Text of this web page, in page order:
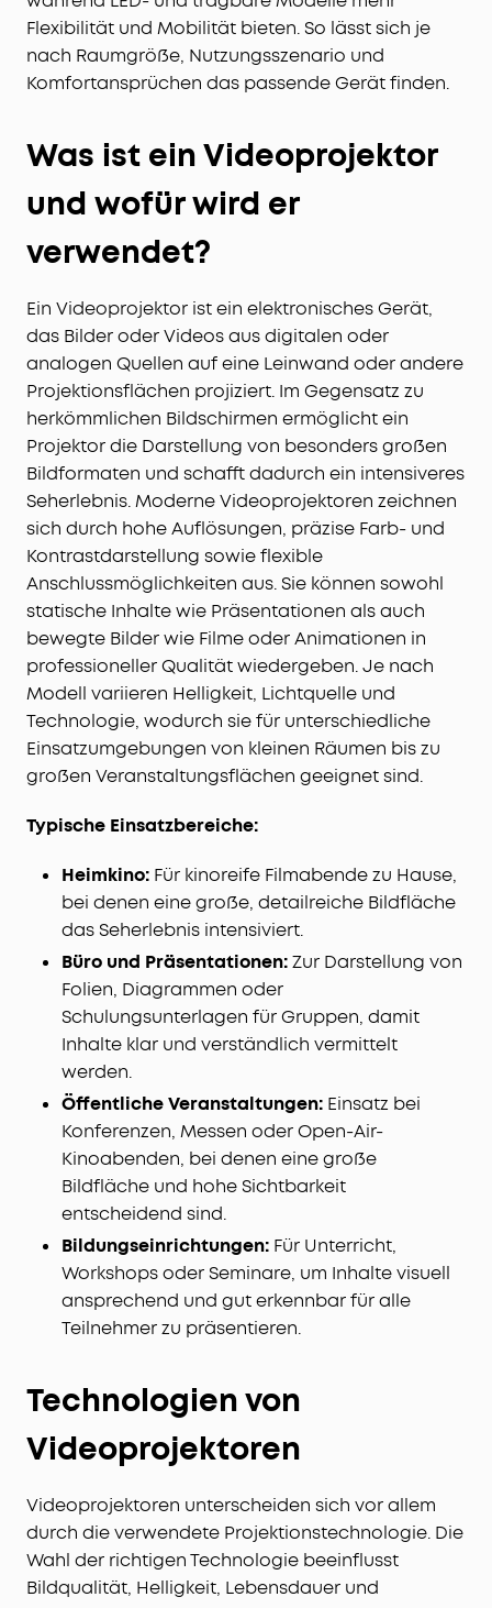
Flexibilität und Mobilität bieten. So lässt sich je
nach Raumgröße, Nutzungsszenario und
Komfortansprüchen das passende Gerät finden.
Was ist ein Videoprojektor
und wofür wird er
verwendet?
Ein Videoprojektor ist ein elektronisches Gerät,
das Bilder oder Videos aus digitalen oder
analogen Quellen auf eine Leinwand oder andere
Projektionsflächen projiziert. Im Gegensatz zu
herkömmlichen Bildschirmen ermöglicht ein
Projektor die Darstellung von besonders großen
Bildformaten und schafft dadurch ein intensiveres
Seherlebnis. Moderne Videoprojektoren zeichnen
sich durch hohe Auflösungen, präzise Farb- und
Kontrastdarstellung sowie flexible
Anschlussmöglichkeiten aus. Sie können sowohl
statische Inhalte wie Präsentationen als auch
bewegte Bilder wie Filme oder Animationen in
professioneller Qualität wiedergeben. Je nach
Modell variieren Helligkeit, Lichtquelle und
Technologie, wodurch sie für unterschiedliche
Einsatzumgebungen von kleinen Räumen bis zu
großen Veranstaltungsflächen geeignet sind.
Typische Einsatzbereiche:
Heimkino: Für kinoreife Filmabende zu Hause,
bei denen eine große, detailreiche Bildfläche
das Seherlebnis intensiviert.
Büro und Präsentationen:Zur Darstellung von
Folien, Diagrammen oder
Schulungsunterlagen für Gruppen, damit
Inhalte klar und verständlich vermittelt
werden.
Öffentliche Veranstaltungen: Einsatz bei
Konferenzen, Messen oder Open-Air-
Kinoabenden, bei denen eine große
Bildfläche und hohe Sichtbarkeit
entscheidend sind.
Bildungseinrichtungen: Für Unterricht,
Workshops oder Seminare, um Inhalte visuell
ansprechend und gut erkennbar für alle
Teilnehmer zu präsentieren.
Technologien von
Videoprojektoren
Videoprojektoren unterscheiden sich vor allem
durch die verwendete Projektionstechnologie. Die
Wahl der richtigen Technologie beeinflusst
Bildqualität, Helligkeit, Lebensdauer und